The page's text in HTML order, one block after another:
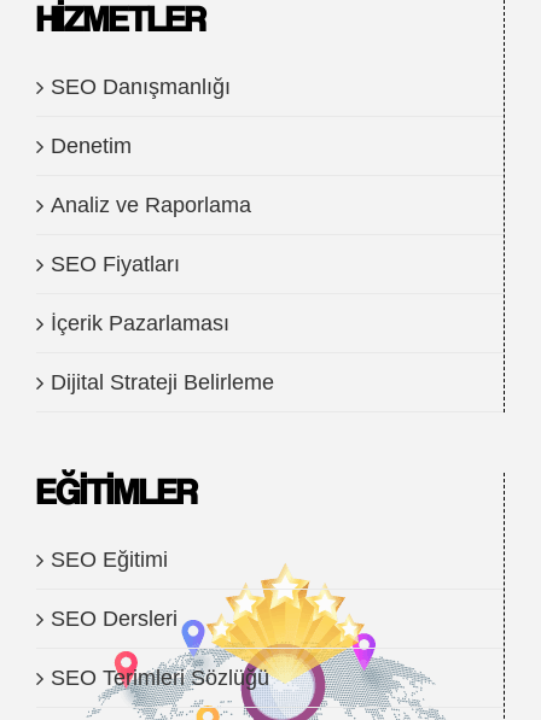
HIZMETLER
SEO Danışmanlığı
Denetim
Analiz ve Raporlama
SEO Fiyatları
İçerik Pazarlaması
Dijital Strateji Belirleme
EĞITIMLER
SEO Eğitimi
SEO Dersleri
SEO Terimleri Sözlüğü